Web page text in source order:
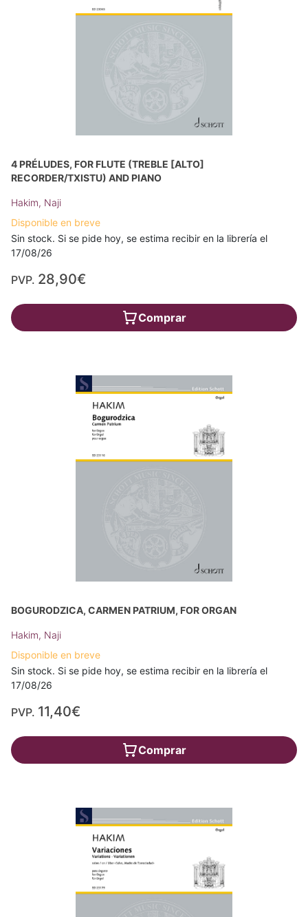
4 PRÉLUDES, FOR FLUTE (TREBLE [ALTO]
RECORDER/TXISTU) AND PIANO
Hakim, Naji
Disponible en breve
Sin stock. Si se pide hoy, se estima recibir en la librería el
17/08/26
PVP. 28,90€
Comprar
BOGURODZICA, CARMEN PATRIUM, FOR ORGAN
Hakim, Naji
Disponible en breve
Sin stock. Si se pide hoy, se estima recibir en la librería el
17/08/26
PVP. 11,40€
Comprar